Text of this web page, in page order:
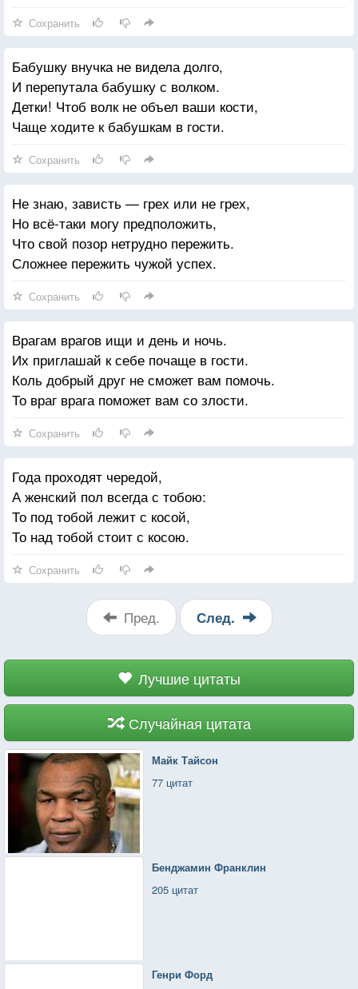
Сохранить
Бабушку внучка не видела долго,
И перепутала бабушку с волком.
Детки! Чтоб волк не объел ваши кости,
Чаще ходите к бабушкам в гости.
Сохранить
Не знаю, зависть — грех или не грех,
Но всё-таки могу предположить,
Что свой позор нетрудно пережить.
Сложнее пережить чужой успех.
Сохранить
Врагам врагов ищи и день и ночь.
Их приглашай к себе почаще в гости.
Коль добрый друг не сможет вам помочь.
То враг врага поможет вам со злости.
Сохранить
Года проходят чередой,
А женский пол всегда с тобою:
То под тобой лежит с косой,
То над тобой стоит с косою.
Сохранить
Пред. След.
Лучшие цитаты
Случайная цитата
Майк Тайсон
77 цитат
Бенджамин Франклин
205 цитат
Генри Форд